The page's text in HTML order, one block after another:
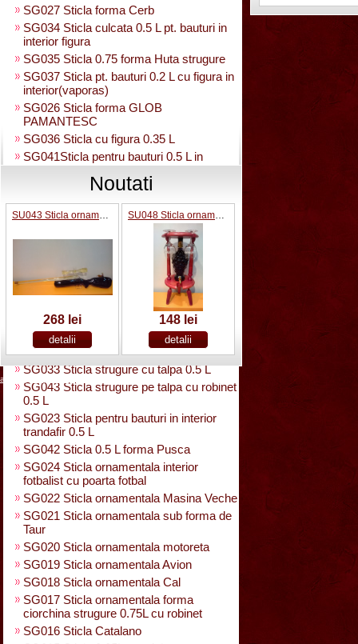
SG027 Sticla forma Cerb
SG034 Sticla culcata 0.5 L pt. bauturi in
interior figura
SG035 Sticla 0.75 forma Huta strugure
SG037 Sticla pt. bauturi 0.2 L cu figura in
interior(vaporas)
SG026 Sticla forma GLOB
PAMANTESC
SG036 Sticla cu figura 0.35 L
SG041Sticla pentru bauturi 0.5 L in
interior strugure
SG040 Sticla artistica in interior strugure
umpluta 0.35 L
SG030 Sticla artistica Amfora
SG039 Sticla artistica in interior para
SG025 Sticla carte vizita 0.35 L
SG032 Sticla pentru bauturi0.35 L
rasucita
SG029 Sticla rasucita cu numar
SG038 Sticla pentru bauturi cu 2 pahare
SG031 Sticla forma para 0.5 L cu talpa
SG033 Sticla strugure cu talpa 0.5 L
SG043 Sticla strugure pe talpa cu robinet
0.5 L
SG023 Sticla pentru bauturi in interior
trandafir 0.5 L
SG042 Sticla 0.5 L forma Pusca
SG024 Sticla ornamentala interior
fotbalist cu poarta fotbal
SG022 Sticla ornamentala Masina Veche
SG021 Sticla ornamentala sub forma de
Taur
SG020 Sticla ornamentala motoreta
SG019 Sticla ornamentala Avion
SG018 Sticla ornamentala Cal
SG017 Sticla ornamentala forma
ciorchina strugure 0.75L cu robinet
SG016 Sticla Catalano
Noutati
SU043 Sticla ornamentala Pusca cu binoclu
268 lei
SU048 Sticla ornamentala Strugure+robinet+2 pahare pe suport
148 lei
acasa contact cum cumpar